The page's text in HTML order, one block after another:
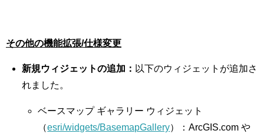
その他の機能拡張/仕様変更
新規ウィジェットの追加： 以下のウィジェットが追加さ
れました。
ベースマップ ギャラリー ウィジェット
（esri/widgets/BasemapGallery）：ArcGIS.com や